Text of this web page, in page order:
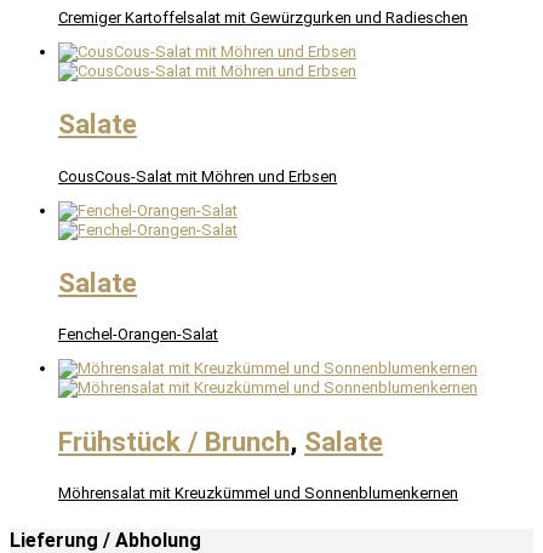
Cremiger Kartoffelsalat mit Gewürzgurken und Radieschen
Salate
CousCous-Salat mit Möhren und Erbsen
Salate
Fenchel-Orangen-Salat
Frühstück / Brunch, Salate
Möhrensalat mit Kreuzkümmel und Sonnenblumenkernen
Lieferung / Abholung